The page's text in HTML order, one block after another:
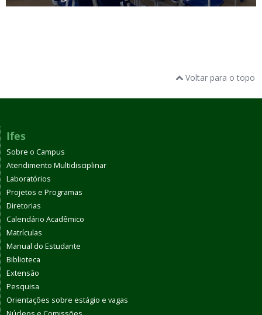
Voltar para o topo
Ifes
Sobre o Campus
Atendimento Multidisciplinar
Laboratórios
Projetos e Programas
Diretorias
Calendário Acadêmico
Matrículas
Manual do Estudante
Biblioteca
Extensão
Pesquisa
Orientações sobre estágio e vagas